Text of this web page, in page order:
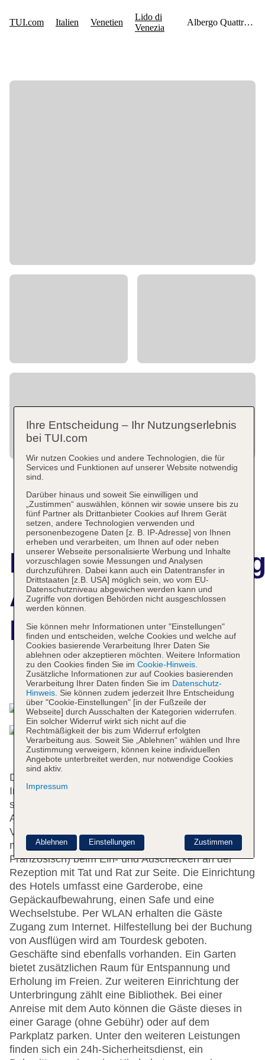
Albergo Quattro
Fontane
Das bietet Ihre Unterkunft
Das Hotel de Charme wurde im Jahr 1575 gebaut.
In einem 4-stöckigen Haupthaus und einem 3-
stöckigen Nebengebäude stehen den Gästen 4
Apartments, 4 Einzel- und 52 Doppelzimmer zur
Verfügung. Rund um die Uhr steht den Gästen
mehrsprachiges Personal (Englisch, Deutsch,
Französisch) beim Ein- und Auschecken an der
Rezeption mit Tat und Rat zur Seite. Die Einrichtung
des Hotels umfasst eine Garderobe, eine
Gepäckaufbewahrung, einen Safe und eine
Wechselstube. Per WLAN erhalten die Gäste
Zugang zum Internet. Hilfestellung bei der Buchung
von Ausflügen wird am Tourdesk geboten.
Geschäfte sind ebenfalls vorhanden. Ein Garten
bietet zusätzlichen Raum für Entspannung und
Erholung im Freien. Zur weiteren Einrichtung der
Unterbringung zählt eine Bibliothek. Bei einer
Anreise mit dem Auto können die Gäste dieses in
einer Garage (ohne Gebühr) oder auf dem
Parkplatz parken. Unter den weiteren Leistungen
finden sich ein 24h-Sicherheitsdienst, ein
Ihre Entscheidung – Ihr Nutzungserlebnis
bei TUI.com
Wir nutzen Cookies und andere Technologien, die für
Services und Funktionen auf unserer Website notwendig
sind.
Darüber hinaus und soweit Sie einwilligen und
„Zustimmen“ auswählen, können wir sowie unsere bis zu
fünf Partner als Drittanbieter Cookies auf Ihrem Gerät
setzen, andere Technologien verwenden und
personenbezogene Daten [z. B. IP-Adresse] von Ihnen
erheben und verarbeiten, um Ihnen auf oder neben
unserer Webseite personalisierte Werbung und Inhalte
vorzuschlagen sowie Messungen und Analysen
durchzuführen. Dabei kann auch ein Datentransfer in
Drittstaaten [z.B. USA] möglich sein, wo vom EU-
Datenschutzniveau abgewichen werden kann und
Zugriffe von dortigen Behörden nicht ausgeschlossen
werden können.
Sie können mehr Informationen unter "Einstellungen"
finden und entscheiden, welche Cookies und welche auf
Cookies basierende Verarbeitung Ihrer Daten Sie
ablehnen oder akzeptieren möchten. Weitere Information
zu den Cookies finden Sie im Cookie-Hinweis.
Zusätzliche Informationen zur auf Cookies basierenden
Verarbeitung Ihrer Daten finden Sie im Datenschutz-
Hinweis. Sie können zudem jederzeit Ihre Entscheidung
über "Cookie-Einstellungen" [in der Fußzeile der
Webseite] durch Ausschalten der Kategorien widerrufen.
Ein solcher Widerruf wirkt sich nicht auf die
Rechtmäßigkeit der bis zum Widerruf erfolgten
Verarbeitung aus. Soweit Sie „Ablehnen“ wählen und Ihre
Zustimmung verweigern, können keine individuellen
Angebote unterbreitet werden, nur notwendige Cookies
sind aktiv.
Impressum
Zustimmen
Ablehnen Einstellungen